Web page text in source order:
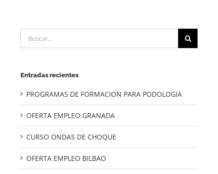
Entradas recientes
PROGRAMAS DE FORMACION PARA PODOLOGIA
OFERTA EMPLEO GRANADA
CURSO ONDAS DE CHOQUE
OFERTA EMPLEO BILBAO